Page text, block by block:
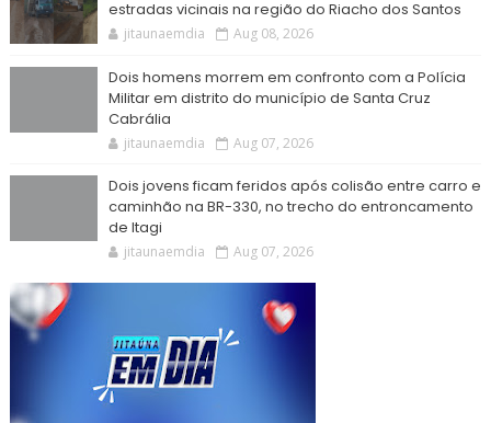
estradas vicinais na região do Riacho dos Santos
jitaunaemdia Aug 08, 2026
Dois homens morrem em confronto com a Polícia
Militar em distrito do município de Santa Cruz
Cabrália
jitaunaemdia Aug 07, 2026
Dois jovens ficam feridos após colisão entre carro e
caminhão na BR-330, no trecho do entroncamento
de Itagi
jitaunaemdia Aug 07, 2026